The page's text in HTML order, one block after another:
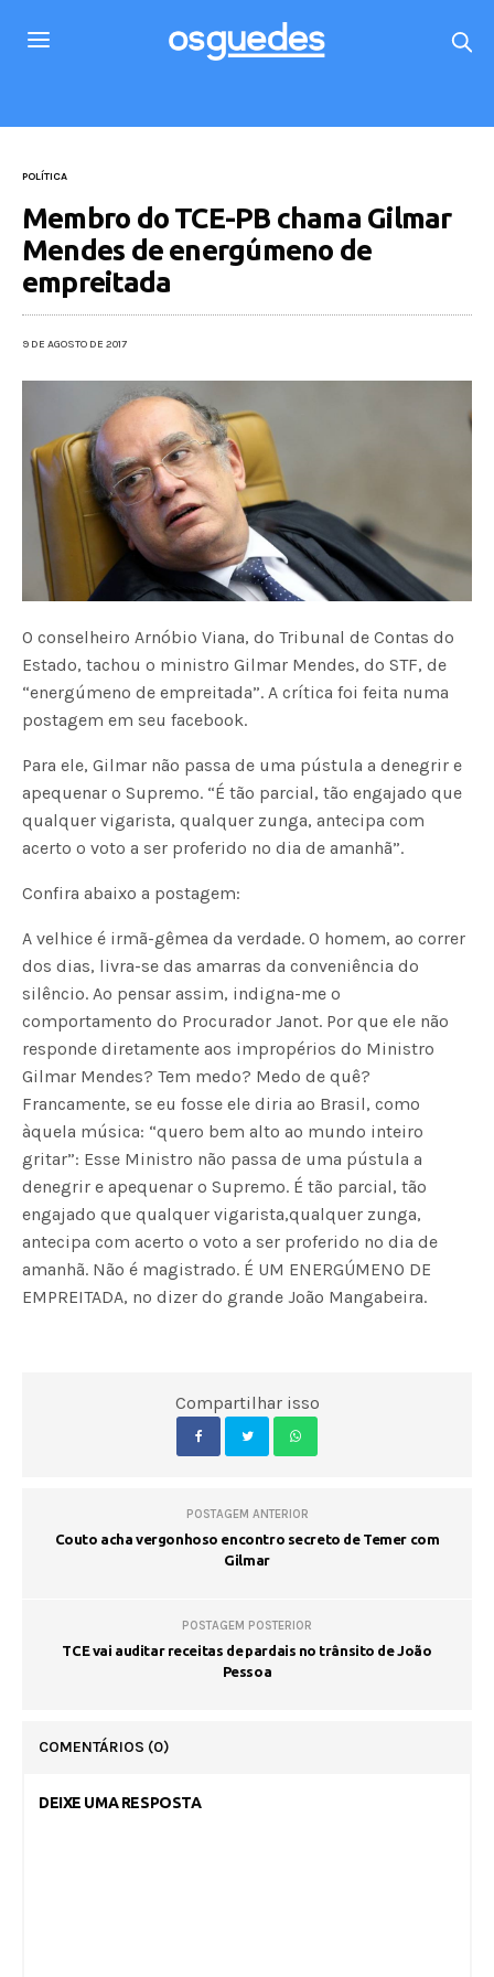
POLÍTICA
Membro do TCE-PB chama Gilmar
Mendes de energúmeno de
empreitada
9 DE AGOSTO DE 2017
O conselheiro Arnóbio Viana, do Tribunal de Contas do
Estado, tachou o ministro Gilmar Mendes, do STF, de
“energúmeno de empreitada”. A crítica foi feita numa
postagem em seu facebook.
Para ele, Gilmar não passa de uma pústula a denegrir e
apequenar o Supremo. “É tão parcial, tão engajado que
qualquer vigarista, qualquer zunga, antecipa com
acerto o voto a ser proferido no dia de amanhã”.
Confira abaixo a postagem:
A velhice é irmã-gêmea da verdade. O homem, ao correr
dos dias, livra-se das amarras da conveniência do
silêncio. Ao pensar assim, indigna-me o
comportamento do Procurador Janot. Por que ele não
responde diretamente aos impropérios do Ministro
Gilmar Mendes? Tem medo? Medo de quê?
Francamente, se eu fosse ele diria ao Brasil, como
àquela música: “quero bem alto ao mundo inteiro
gritar”: Esse Ministro não passa de uma pústula a
denegrir e apequenar o Supremo. É tão parcial, tão
engajado que qualquer vigarista,qualquer zunga,
antecipa com acerto o voto a ser proferido no dia de
amanhã. Não é magistrado. É UM ENERGÚMENO DE
EMPREITADA, no dizer do grande João Mangabeira.
Compartilhar isso
POSTAGEM ANTERIOR
Couto acha vergonhoso encontro secreto de Temer com
Gilmar
POSTAGEM POSTERIOR
TCE vai auditar receitas de pardais no trânsito de João
Pessoa
COMENTÁRIOS (0)
DEIXE UMA RESPOSTA